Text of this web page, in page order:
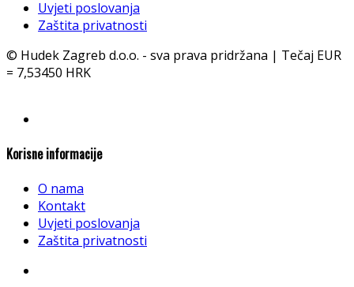
Uvjeti poslovanja
Zaštita privatnosti
© Hudek Zagreb d.o.o. - sva prava pridržana | Tečaj EUR
= 7,53450 HRK
Korisne informacije
O nama
Kontakt
Uvjeti poslovanja
Zaštita privatnosti